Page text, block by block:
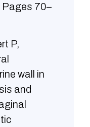
Pages 70–
P,
wall in
and